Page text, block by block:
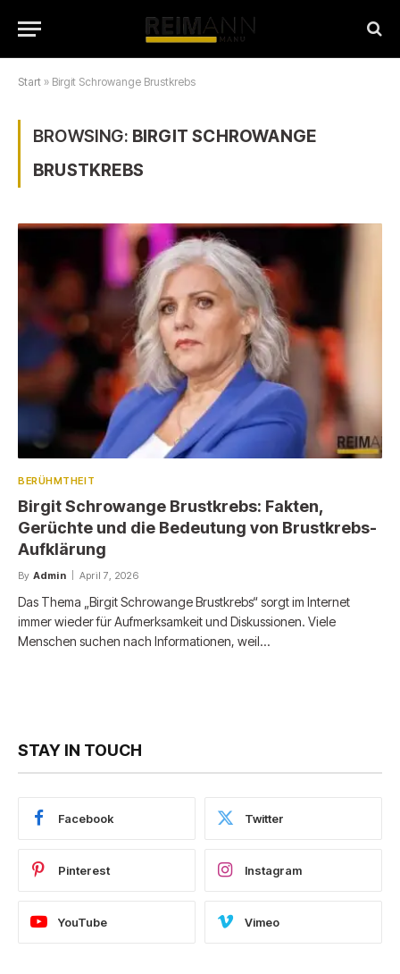
Start » Birgit Schrowange Brustkrebs
BROWSING: BIRGIT SCHROWANGE
BRUSTKREBS
BERÜHMTHEIT
Birgit Schrowange Brustkrebs: Fakten,
Gerüchte und die Bedeutung von Brustkrebs-
Aufklärung
By Admin April 7, 2026
Das Thema „Birgit Schrowange Brustkrebs“ sorgt im Internet
immer wieder für Aufmerksamkeit und Diskussionen. Viele
Menschen suchen nach Informationen, weil…
STAY IN TOUCH
Facebook Twitter
Pinterest Instagram
YouTube Vimeo